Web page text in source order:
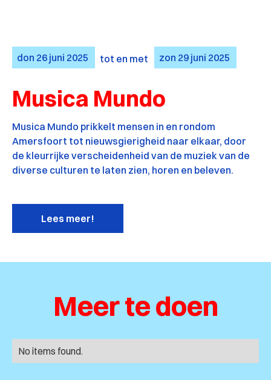
don 26 juni 2025 tot en met zon 29 juni 2025
Musica Mundo
Musica Mundo prikkelt mensen in en rondom
Amersfoort tot nieuwsgierigheid naar elkaar, door
de kleurrijke verscheidenheid van de muziek van de
diverse culturen te laten zien, horen en beleven.
Lees meer!
Meer te doen
No items found.